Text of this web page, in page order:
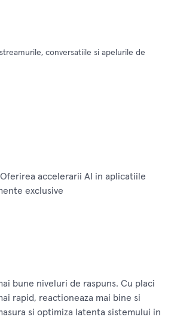
conversatiile si apelurile de
accelerarii AI in aplicatiile
exclusive
bune niveluri de raspuns. Cu placi
rapid, reactioneaza mai bine si
si optimiza latenta sistemului in